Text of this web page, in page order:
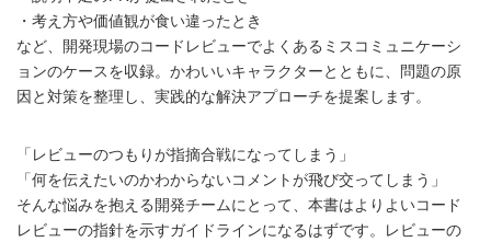
・考え方や価値観が食い違ったとき
など、開発現場のコードレビューでよくあるミスコミュニケーシ
ョンのケースを収録。かわいいキャラクターとともに、問題の原
因と対策を整理し、実践的な解決アプローチを提案します。
「レビューのつもりが指摘合戦になってしまう」
「何を伝えたいのかわからないコメントが飛び交ってしまう」
そんな悩みを抱える開発チームにとって、本書はよりよいコード
レビューの指針を示すガイドラインになるはずです。レビューの